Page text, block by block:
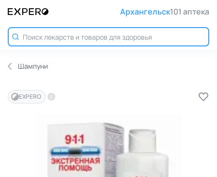
Архангельск101 аптека
Шампуни
EXPERO